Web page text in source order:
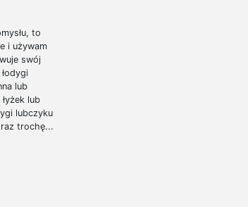
to
i używam
swój
lub
lub
lubczyku
trochę...